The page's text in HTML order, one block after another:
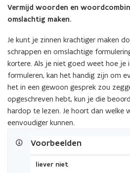
formuleringen
Vermijd woorden en
omslachtig maken.
Je kunt je zinnen krachtiger maken
schrappen en omslachtige
kortere. Als je niet goed weet hoe
formuleren, kan het handig zijn om
het in een gewoon gesprek zou
opgeschreven hebt, kun je die
hardop te lezen. Je hoort dan welke
eenvoudiger kunnen.
links)
rechts)Voorbeelden
liever niet